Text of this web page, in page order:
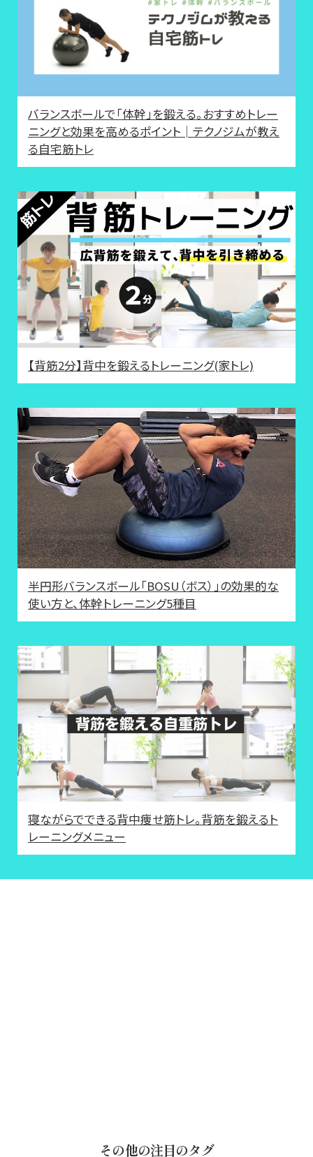
バランスボールで「体幹」を鍛える。おすすめトレー
ニングと効果を高めるポイント│テクノジムが教え
る自宅筋トレ
【背筋2分】背中を鍛えるトレーニング(家トレ)
半円形バランスボール「BOSU（ボス）」の効果的な
使い方と、体幹トレーニング5種目
寝ながらでできる背中痩せ筋トレ。背筋を鍛えるト
レーニングメニュー
その他の注目のタグ